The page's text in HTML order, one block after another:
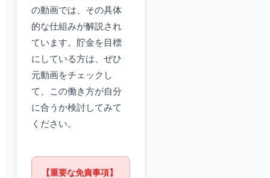
の動画では、その具体
的な仕組みが解説され
ています。貯金を目標
にしている方は、ぜひ
元動画をチェックし
て、この働き方が自分
に合うか検討してみて
ください。
【重要な免責事項】